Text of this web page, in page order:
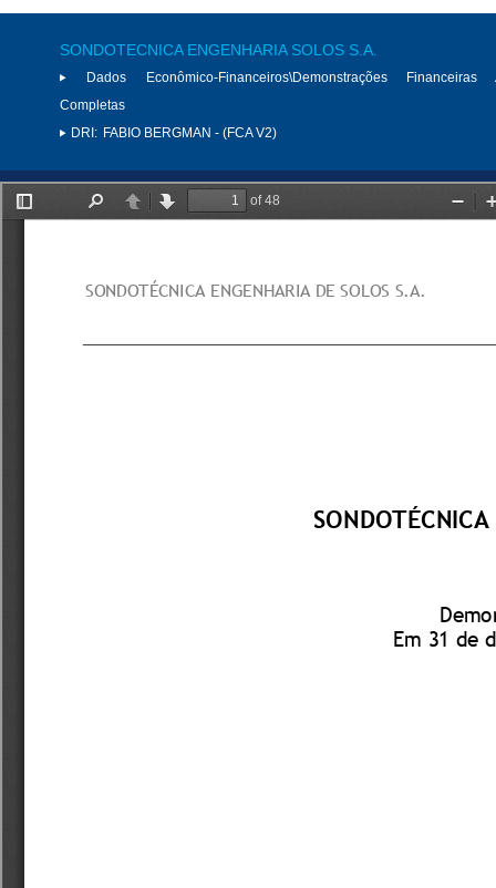
SONDOTECNICA ENGENHARIA SOLOS S.A.
Dados Econômico-Financeiros\Demonstrações Financeiras
Completas
DRI: FABIO BERGMAN - (FCA V2)